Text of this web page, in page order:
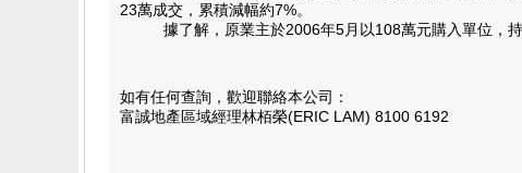
23萬成交，累積減幅約7%。
據了解，原業主於2006年5月以108萬元購入單位，持
如有任何查詢，歡迎聯絡本公司：
富誠地產區域經理林栢榮(ERIC LAM) 8100 6192